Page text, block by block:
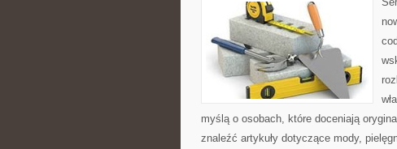
myślą o osobach, które doceniają
znaleźć artykuły dotyczące mody,